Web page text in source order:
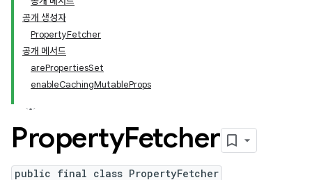
공개 생성자
PropertyFetcher
공개 메서드
arePropertiesSet
enableCachingMutableProps
PropertyFetcher
public final class PropertyFetcher